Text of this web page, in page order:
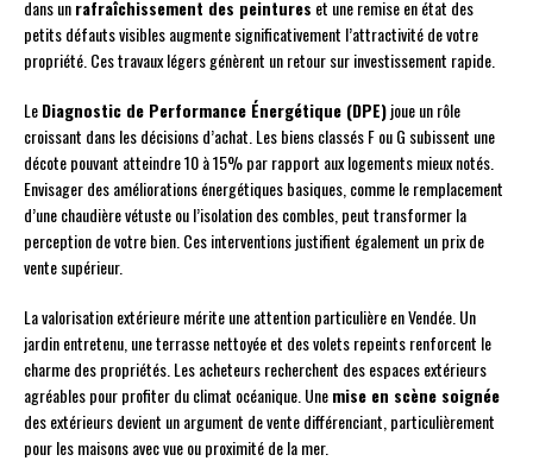
dans unrafraîchissement des peintures et une remise en état des
petits défauts visibles augmente significativement l’attractivité de votre
propriété. Ces travaux légers génèrent un retour sur investissement rapide.
LeDiagnostic de Performance Énergétique (DPE)joue un rôle
croissant dans les décisions d’achat. Les biens classés F ou G subissent une
décote pouvant atteindre 10 à 15% par rapport aux logements mieux notés.
Envisager des améliorations énergétiques basiques, comme le remplacement
d’une chaudière vétuste ou l’isolation des combles, peut transformer la
perception de votre bien. Ces interventions justifient également un prix de
vente supérieur.
La valorisation extérieure mérite une attention particulière en Vendée. Un
jardin entretenu, une terrasse nettoyée et des volets repeints renforcent le
charme des propriétés. Les acheteurs recherchent des espaces extérieurs
agréables pour profiter du climat océanique. Unemise en scène soignée
des extérieurs devient un argument de vente différenciant, particulièrement
pour les maisons avec vue ou proximité de la mer.